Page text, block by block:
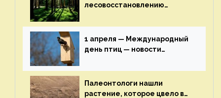
лесовосстановлению
строительства — новости
экологии на ECOportal
1 апреля — Международный
день птиц — новости
Палеонтологи нашли
растение, которое цвело в